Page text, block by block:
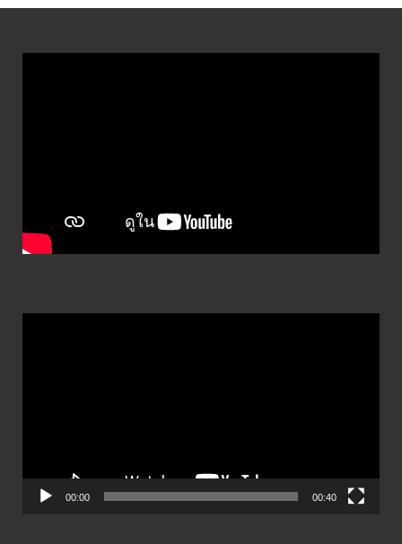
00:00 00:40